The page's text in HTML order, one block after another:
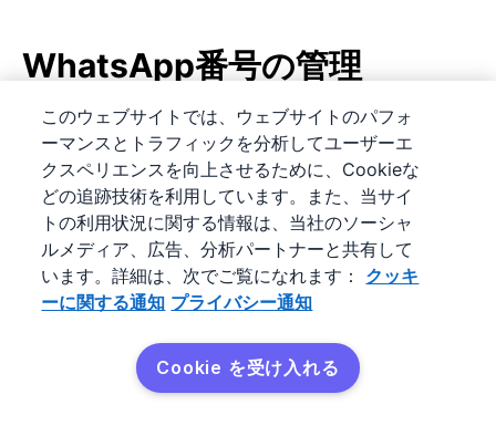
WhatsApp番号の管理
アカウントが接続されると、チーム全体での
WhatsApp番号の使用方法を管理できます。
すべての接続済み番号を表示するには、
ルとアプリ > WhatsApp > 番号に移動しま
す。
このウェブサイトでは、ウェブサイトのパフォ
ーマンスとトラフィックを分析してユーザーエ
クスペリエンスを向上させるために、Cookieな
どの追跡技術を利用しています。また、当サイ
トの利用状況に関する情報は、当社のソーシャ
ルメディア、広告、分析パートナーと共有して
います。詳細は、次でご覧になれます：
クッキ
ーに関する通知 プライバシー通知
Cookie を受け入れる